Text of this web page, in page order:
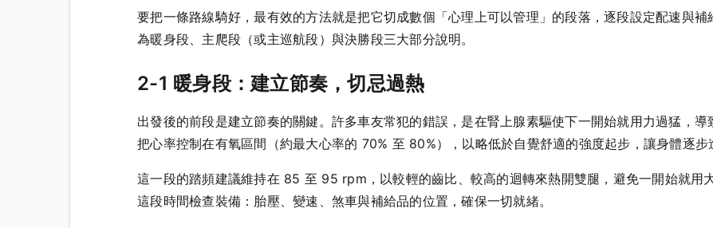
要把一條路線騎好，最有效的方法就是把它切成數個「心理上可以管理」的段落，逐段設定配速與
為暖身段、主爬段（或主巡航段）與決勝段三大部分說明。
2-1 暖身段：建立節奏，切忌過熱
出發後的前段是建立節奏的關鍵。許多車友常犯的錯誤，是在腎上腺素驅使下一開始就用力過猛，
把心率控制在有氧區間（約最大心率的 70% 至 80%），以略低於自覺舒適的強度起步，讓身體逐步
這一段的踏頻建議維持在 85 至 95 rpm，以較輕的齒比、較高的迴轉來熱開雙腿，避免一開始就用
這段時間檢查裝備：胎壓、變速、煞車與補給品的位置，確保一切就緒。